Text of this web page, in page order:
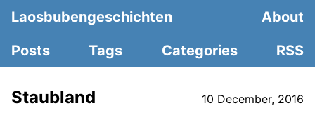
Laosbubengeschichten
About
Posts
Tags Categories RSS
Staubland 10 December, 2016